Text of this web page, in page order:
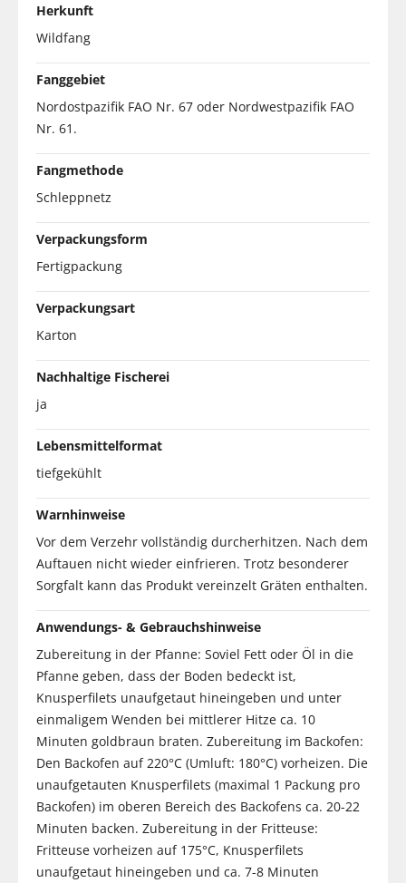
Herkunft
Wildfang
Fanggebiet
Nordostpazifik FAO Nr. 67 oder Nordwestpazifik FAO
Nr. 61.
Fangmethode
Schleppnetz
Verpackungsform
Fertigpackung
Verpackungsart
Karton
Nachhaltige Fischerei
ja
Lebensmittelformat
tiefgekühlt
Warnhinweise
Vor dem Verzehr vollständig durcherhitzen. Nach dem
Auftauen nicht wieder einfrieren. Trotz besonderer
Sorgfalt kann das Produkt vereinzelt Gräten enthalten.
Anwendungs- & Gebrauchshinweise
Zubereitung in der Pfanne: Soviel Fett oder Öl in die
Pfanne geben, dass der Boden bedeckt ist,
Knusperfilets unaufgetaut hineingeben und unter
einmaligem Wenden bei mittlerer Hitze ca. 10
Minuten goldbraun braten. Zubereitung im Backofen:
Den Backofen auf 220°C (Umluft: 180°C) vorheizen. Die
unaufgetauten Knusperfilets (maximal 1 Packung pro
Backofen) im oberen Bereich des Backofens ca. 20-22
Minuten backen. Zubereitung in der Fritteuse:
Fritteuse vorheizen auf 175°C, Knusperfilets
unaufgetaut hineingeben und ca. 7-8 Minuten